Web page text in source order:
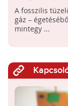
csaknem 6%-
A fosszilis
gáz –
mintegy ...